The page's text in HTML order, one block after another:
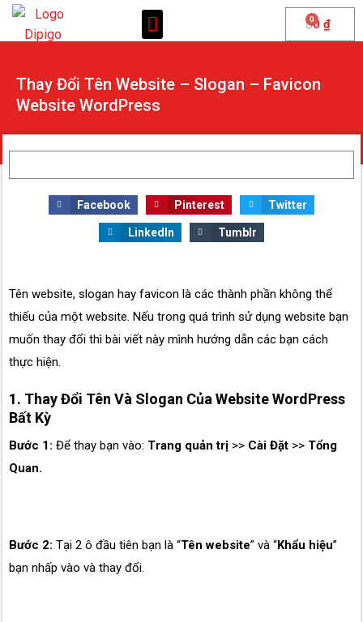
0₫
Thay Đổi Tên Website – Slogan – Favicon
Website WordPress
Facebook Pinterest Twitter
LinkedIn Tumblr
Tên website, slogan hay favicon là các thành phần không thể
thiếu của một website. Nếu trong quá trình sử dụng website bạn
muốn thay đổi thì bài viết này mình hướng dẫn các bạn cách
thực hiện.
1. Thay Đổi Tên Và Slogan Của Website WordPress
Bất Kỳ
Bước 1: Để thay bạn vào: Trang quản trị >> Cài Đặt >> Tổng
Quan.
Bước 2: Tại 2 ô đầu tiên bạn là “Tên website” và “Khẩu hiệu”
bạn nhấp vào và thay đổi.